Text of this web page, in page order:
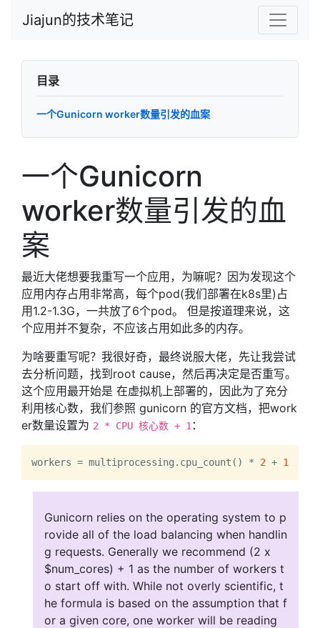
Jiajun的技术笔记
目录
一个Gunicorn worker数量引发的血案
一个Gunicorn
worker数量引发的血
案
最近大佬想要我重写一个应用，为嘛呢？因为发现这个
应用内存占用非常高，每个pod(我们部署在k8s里)占
用1.2-1.3G，一共放了6个pod。 但是按道理来说，这
个应用并不复杂，不应该占用如此多的内存。
为啥要重写呢？我很好奇，最终说服大佬，先让我尝试
去分析问题，找到root cause，然后再决定是否重写。
这个应用最开始是 在虚拟机上部署的，因此为了充分
利用核心数，我们参照 gunicorn 的官方文档，把work
er数量设置为 2 * CPU 核心数 + 1 ：
workers = multiprocessing.cpu_count() * 2 + 1
Gunicorn relies on the operating system to p
rovide all of the load balancing when handlin
g requests. Generally we recommend (2 x
$num_cores) + 1 as the number of workers t
o start off with. While not overly scientific, t
he formula is based on the assumption that f
or a given core, one worker will be reading